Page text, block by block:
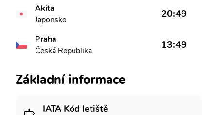
Akita
Japonsko
20:49
Praha
Česká Republika
13:49
Základní informace
IATA Kód letiště